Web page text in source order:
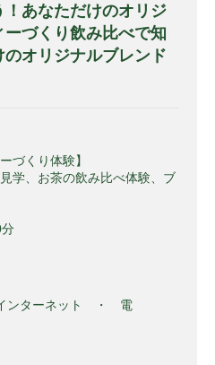
あなただけのオリジ
づくり飲み比べで知
オリジナルブレンド
ーづくり体験】
学、お茶の飲み比べ体験、ブ
ンターネット ・ 電